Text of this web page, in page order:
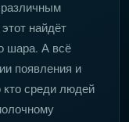
найдёт
шара. А всё
появления и
кто среди людей